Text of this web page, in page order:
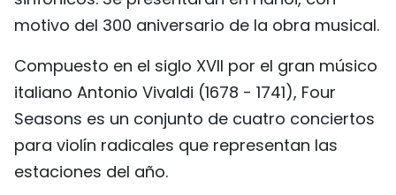
FRANÇAIS
motivo del 300 aniversario de la obra musical.
Compuesto en el siglo XVII por el gran músico
italiano Antonio Vivaldi (1678 - 1741), Four
Seasons es un conjunto de cuatro conciertos
para violín radicales que representan las
estaciones del año.